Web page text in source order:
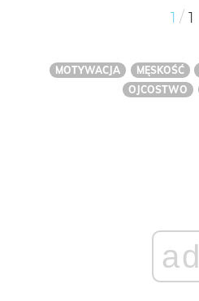
1 / 1
MOTYWACJA MĘSKOŚĆ
OJCOSTWO
ad